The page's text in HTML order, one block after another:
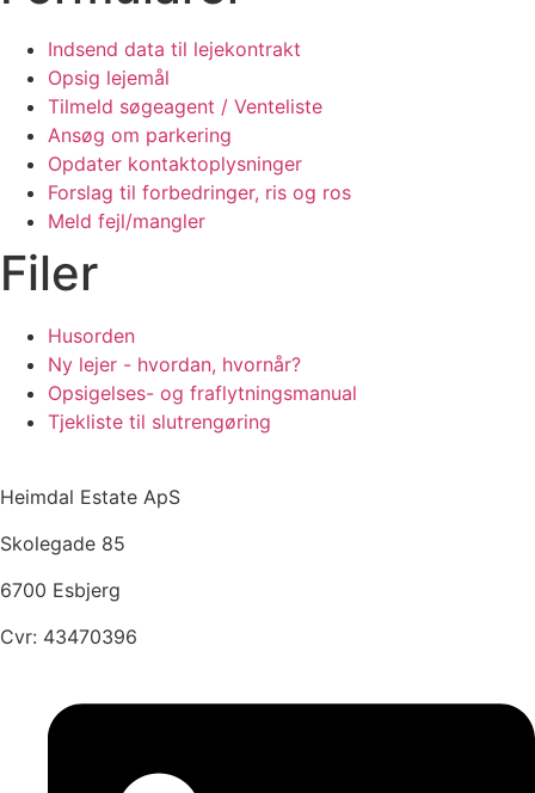
Indsend data til lejekontrakt
Opsig lejemål
Tilmeld søgeagent / Venteliste
Ansøg om parkering
Opdater kontaktoplysninger
Forslag til forbedringer, ris og ros
Meld fejl/mangler
Filer
Husorden
Ny lejer - hvordan, hvornår?
Opsigelses- og fraflytningsmanual
Tjekliste til slutrengøring
Heimdal Estate ApS
Skolegade 85
6700 Esbjerg
Cvr: 43470396